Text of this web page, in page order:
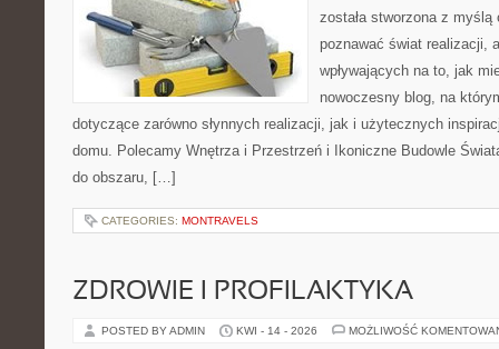
została stworzona z
poznawać świat realizacji,
wpływających na to, jak
nowoczesny blog, na
dotyczące zarówno słynnych realizacji, jak i użytecznych
domu. Polecamy Wnętrza i Przestrzeń i Ikoniczne Budowle
do obszaru, […]
CATEGORIES: MONTRAVELS
ZDROWIE I PROFILAKTYKA
POSTED BY ADMIN KWI - 14 - 2026 MOŻLIWOŚĆ